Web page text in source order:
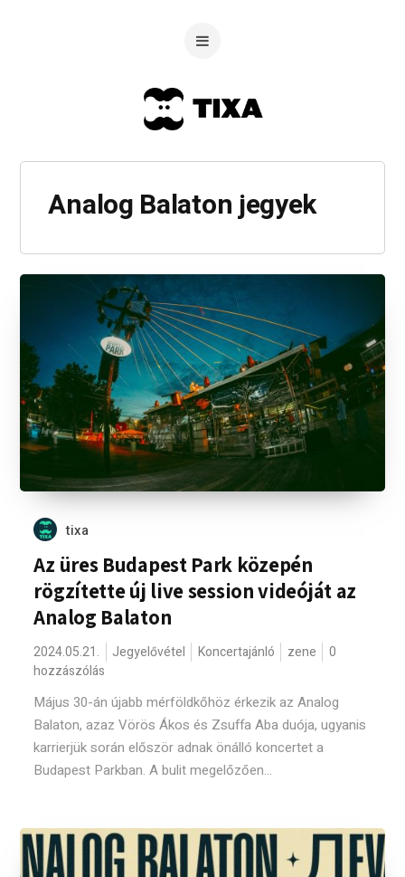
Analog Balaton jegyek
tixa
Az üres Budapest Park közepén
rögzítette új live session videóját az
Analog Balaton
2024.05.21. Jegyelővétel Koncertajánló zene
0
hozzászólás
Május 30-án újabb mérföldkőhöz érkezik az Analog
Balaton, azaz Vörös Ákos és Zsuffa Aba duója, ugyanis
karrierjük során először adnak önálló koncertet a
Budapest Parkban. A bulit megelőzően...